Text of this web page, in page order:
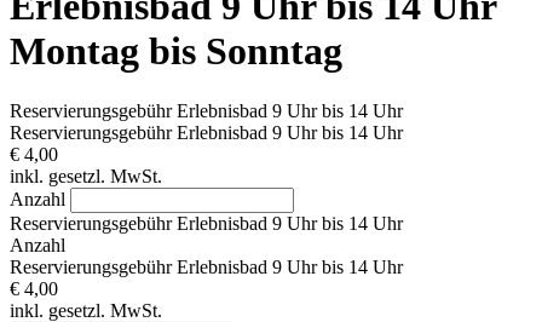
Montag bis Sonntag
Reservierungsgebühr Erlebnisbad 9 Uhr bis 14 Uhr
Reservierungsgebühr Erlebnisbad 9 Uhr bis 14 Uhr
€ 4,00
inkl. gesetzl. MwSt.
Anzahl
Reservierungsgebühr Erlebnisbad 9 Uhr bis 14 Uhr
Anzahl
Reservierungsgebühr Erlebnisbad 9 Uhr bis 14 Uhr
€ 4,00
inkl. gesetzl. MwSt.